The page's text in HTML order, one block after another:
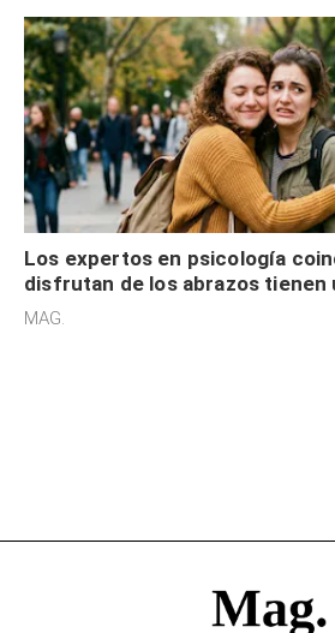
Los expertos en psicología
disfrutan de los abrazos tienen
sensibilidad a los estímulos
MAG.